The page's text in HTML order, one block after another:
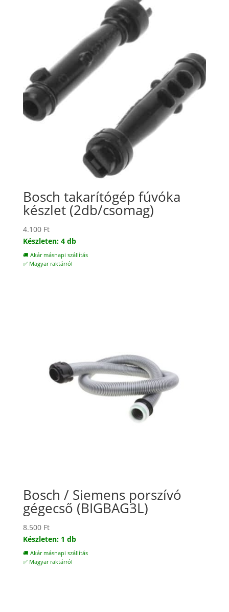
Bosch takarítógép fúvóka
készlet (2db/csomag)
4.100 Ft
Készleten: 4 db
🚚 Akár másnapi szállítás
✅ Magyar raktárról
Bosch / Siemens porszívó
gégecső (BIGBAG3L)
8.500 Ft
Készleten: 1 db
🚚 Akár másnapi szállítás
✅ Magyar raktárról